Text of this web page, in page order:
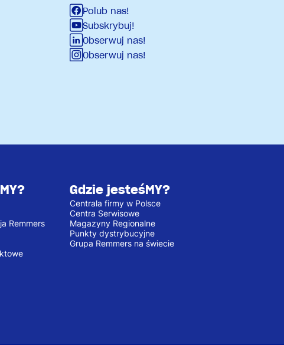
Polub nas!
Subskrybuj!
Obserwuj nas!
Obserwuj nas!
Remmers
Gdzie jesteśMY?
Centrala firmy w Polsce
Centra Serwisowe
Magazyny Regionalne
Punkty dystrybucyjne
Grupa Remmers na świecie